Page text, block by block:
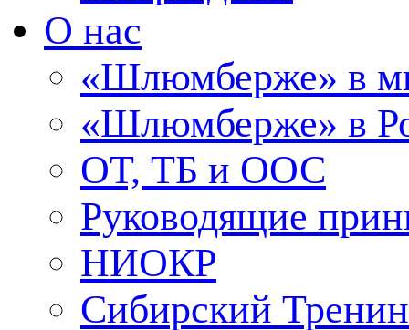
О нас
«Шлюмберже» в
«Шлюмберже» в
ОТ, ТБ и ООС
Руководящие
НИОКР
Сибирский